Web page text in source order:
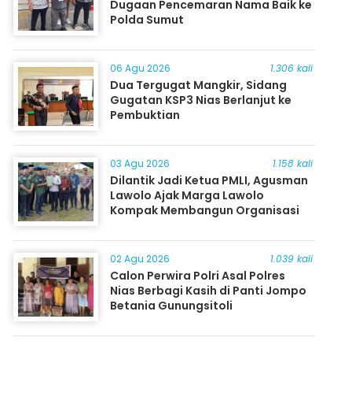
Dugaan Pencemaran Nama Baik ke
Polda Sumut
06 Agu 2026 1.306 kali
Dua Tergugat Mangkir, Sidang
Gugatan KSP3 Nias Berlanjut ke
Pembuktian
03 Agu 2026 1.158 kali
Dilantik Jadi Ketua PMLI, Agusman
Lawolo Ajak Marga Lawolo
Kompak Membangun Organisasi
02 Agu 2026 1.039 kali
Calon Perwira Polri Asal Polres
Nias Berbagi Kasih di Panti Jompo
Betania Gunungsitoli